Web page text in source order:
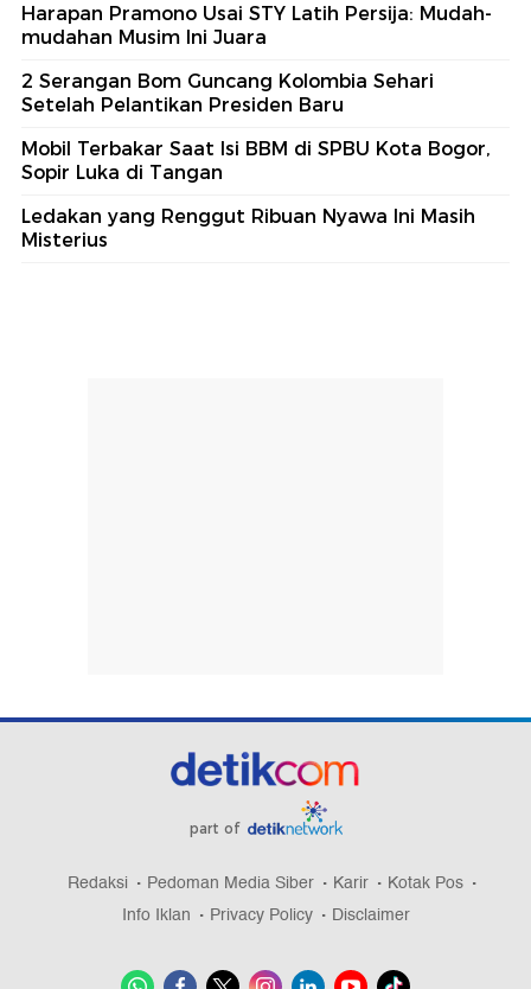
Harapan Pramono Usai STY Latih Persija: Mudah-
mudahan Musim Ini Juara
2 Serangan Bom Guncang Kolombia Sehari
Setelah Pelantikan Presiden Baru
Mobil Terbakar Saat Isi BBM di SPBU Kota Bogor,
Sopir Luka di Tangan
Ledakan yang Renggut Ribuan Nyawa Ini Masih
Misterius
part of
Redaksi Pedoman Media Siber Karir
Kotak Pos
Info Iklan
Privacy Policy Disclaimer